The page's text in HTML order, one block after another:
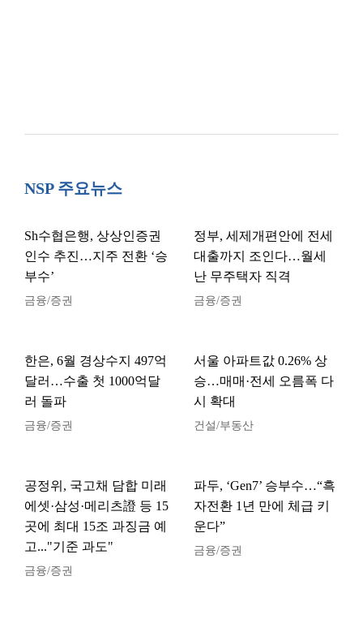
NSP 주요뉴스
Sh수협은행, 상상인증권
인수 추진…지주 전환 ‘승
부수’
금융/증권
정부, 세제개편안에 전세
대출까지 조인다…월세
난 무주택자 직격
금융/증권
한은, 6월 경상수지 497억
달러…수출 첫 1000억달
러 돌파
금융/증권
서울 아파트값 0.26% 상
승…매매·전세 오름폭 다
시 확대
건설/부동산
공정위, 국고채 담합 미래
에셋·삼성·메리츠證 등 15
곳에 최대 15조 과징금 예
고..."기준 과도"
금융/증권
파두, ‘Gen7’ 승부수…“흑
자전환 1년 만에 체급 키
운다”
금융/증권